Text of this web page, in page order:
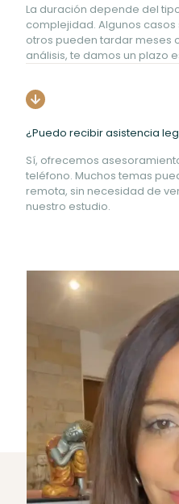
La duración depende del
complejidad. Algunos
otros pueden tardar meses
análisis, te damos un plazo
¿Puedo recibir asistencia
Sí, ofrecemos
teléfono. Muchos temas
remota, sin necesidad de
nuestro estudio.